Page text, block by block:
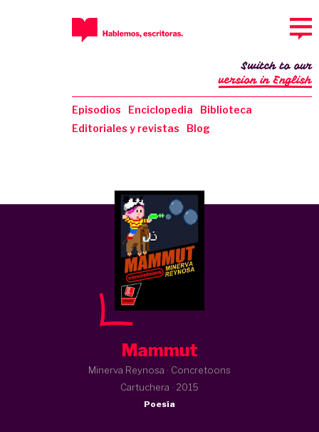
Episodios Enciclopedia
Biblioteca
Editoriales y revistas
Blog
Switch to our
version in English
Mammut
Minerva Reynosa · Concretoons
Cartuchera · 2015
Poesía